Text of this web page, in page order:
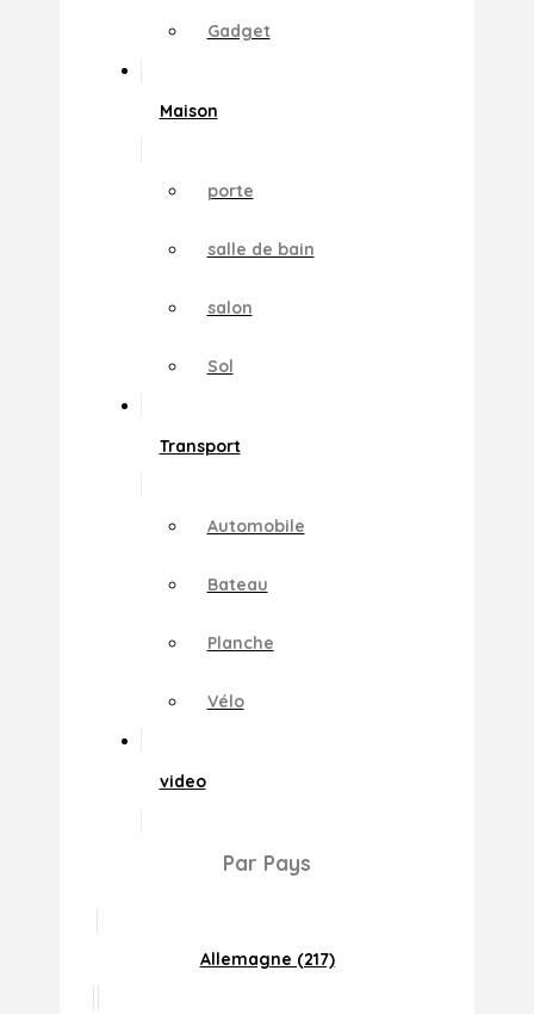
Gadget
Maison
porte
salle de bain
salon
Sol
Transport
Automobile
Bateau
Planche
Vélo
video
Par Pays
Allemagne (217)